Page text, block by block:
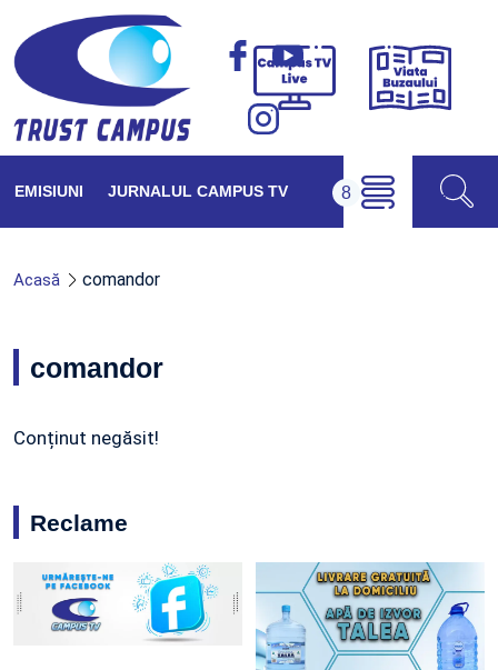
Campus
Viața
EMISIUNI JURNALUL CAMPUS TV
Acasă comandor
comandor
Conținut negăsit!
Reclame